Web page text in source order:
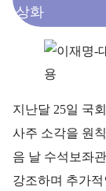
상화
지난달 25일 국
사주 소각을 원
음 날 수석보좌
강조하며 추가